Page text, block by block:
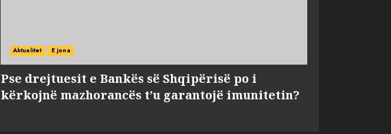
Aktualitet E jona
Pse drejtuesit e Bankës së Shqipërisë po i
kërkojnë mazhorancës t’u garantojë imunitetin?